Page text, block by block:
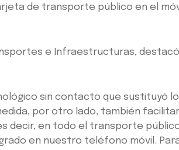
de transporte público en el
e Infraestructuras,
sin contacto que sustituyó
por otro lado, también
decir, en todo el transporte
en nuestro teléfono móvil.